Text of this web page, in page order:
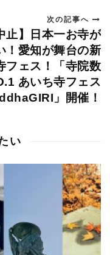
次の記事へ
止】日本一お寺が
！愛知が舞台の新
フェス！「寺院数
あいち寺フェス
」開催！
い